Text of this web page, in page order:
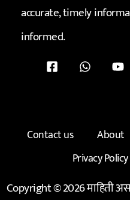
accurate, timely
informed.
Contact us About
Privacy Policy
Copyright © 2026 माहिती